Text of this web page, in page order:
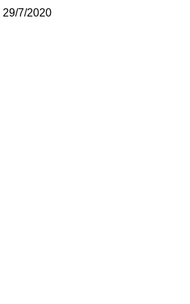
29/7/2020